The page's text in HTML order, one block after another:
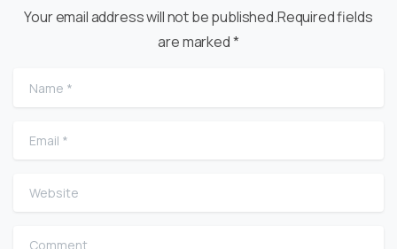
Your email address will not be published.Required fields
are marked *
Name
Email
Website
Comment